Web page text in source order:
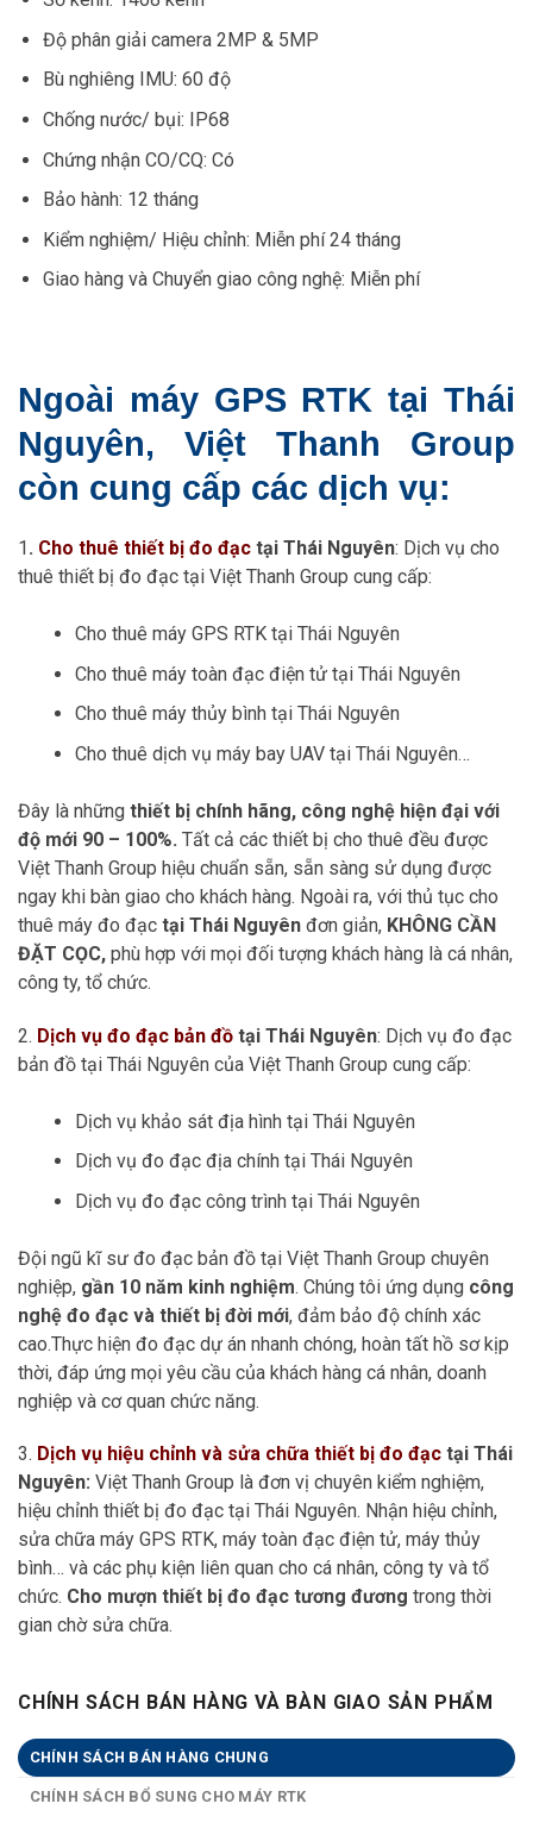
Độ phân giải camera 2MP & 5MP
Bù nghiêng IMU: 60 độ
Chống nước/ bụi: IP68
Chứng nhận CO/CQ: Có
Bảo hành: 12 tháng
Kiểm nghiệm/ Hiệu chỉnh: Miễn phí 24 tháng
Giao hàng và Chuyển giao công nghệ: Miễn phí
Ngoài máy GPS RTK tại Thái
Nguyên, Việt Thanh Group
còn cung cấp các dịch vụ:
1. Cho thuê thiết bị đo đạc tại Thái Nguyên: Dịch vụ cho
thuê thiết bị đo đạc tại Việt Thanh Group cung cấp:
Cho thuê máy GPS RTK tại Thái Nguyên
Cho thuê máy toàn đạc điện tử tại Thái Nguyên
Cho thuê máy thủy bình tại Thái Nguyên
Cho thuê dịch vụ máy bay UAV tại Thái Nguyên…
Đây là những thiết bị chính hãng, công nghệ hiện đại với
độ mới 90 – 100%. Tất cả các thiết bị cho thuê đều được
Việt Thanh Group hiệu chuẩn sẵn, sẵn sàng sử dụng được
ngay khi bàn giao cho khách hàng. Ngoài ra, với thủ tục cho
thuê máy đo đạc tại Thái Nguyên đơn giản, KHÔNG CẦN
ĐẶT CỌC, phù hợp với mọi đối tượng khách hàng là cá nhân,
công ty, tổ chức.
2. Dịch vụ đo đạc bản đồ tại Thái Nguyên: Dịch vụ đo đạc
bản đồ tại Thái Nguyên của Việt Thanh Group cung cấp:
Dịch vụ khảo sát địa hình tại Thái Nguyên
Dịch vụ đo đạc địa chính tại Thái Nguyên
Dịch vụ đo đạc công trình tại Thái Nguyên
Đội ngũ kĩ sư đo đạc bản đồ tại Việt Thanh Group chuyên
nghiệp, gần 10 năm kinh nghiệm. Chúng tôi ứng dụng công
nghệ đo đạc và thiết bị đời mới, đảm bảo độ chính xác
cao.Thực hiện đo đạc dự án nhanh chóng, hoàn tất hồ sơ kịp
thời, đáp ứng mọi yêu cầu của khách hàng cá nhân, doanh
nghiệp và cơ quan chức năng.
3. Dịch vụ hiệu chỉnh và sửa chữa thiết bị đo đạc tại Thái
Nguyên: Việt Thanh Group là đơn vị chuyên kiểm nghiệm,
hiệu chỉnh thiết bị đo đạc tại Thái Nguyên. Nhận hiệu chỉnh,
sửa chữa máy GPS RTK, máy toàn đạc điện tử, máy thủy
bình… và các phụ kiện liên quan cho cá nhân, công ty và tổ
chức. Cho mượn thiết bị đo đạc tương đương trong thời
gian chờ sửa chữa.
CHÍNH SÁCH BÁN HÀNG VÀ BÀN GIAO SẢN PHẨM
CHÍNH SÁCH BÁN HÀNG CHUNG
CHÍNH SÁCH BỔ SUNG CHO MÁY RTK